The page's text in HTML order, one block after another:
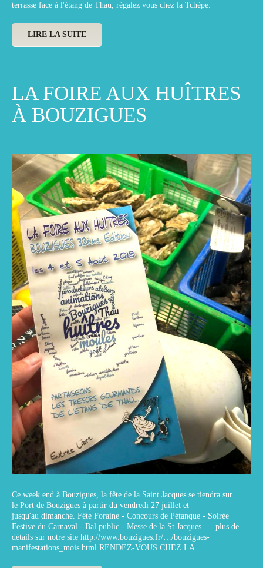
terrasse face à l'étang de Thau, régalez vous chez la Tchèpe.
LIRE LA SUITE
LA FOIRE AUX HUÎTRES
À BOUZIGUES
Ce week end à Bouzigues, la fête de la Saint Jacques se tiendra sur
le Port de Bouzigues à partir du vendredi 27 juillet et
jusqu'au dimanche. Fête Foraine - Concours de Pétanque - Soirée
Festive du Carnaval - Bal public - Messe de la St Jacques..... plus de
détails sur notre site http://www.bouzigues.fr/…/bouzigues-
manifestations_mois.html RENDEZ-VOUS CHEZ LA…